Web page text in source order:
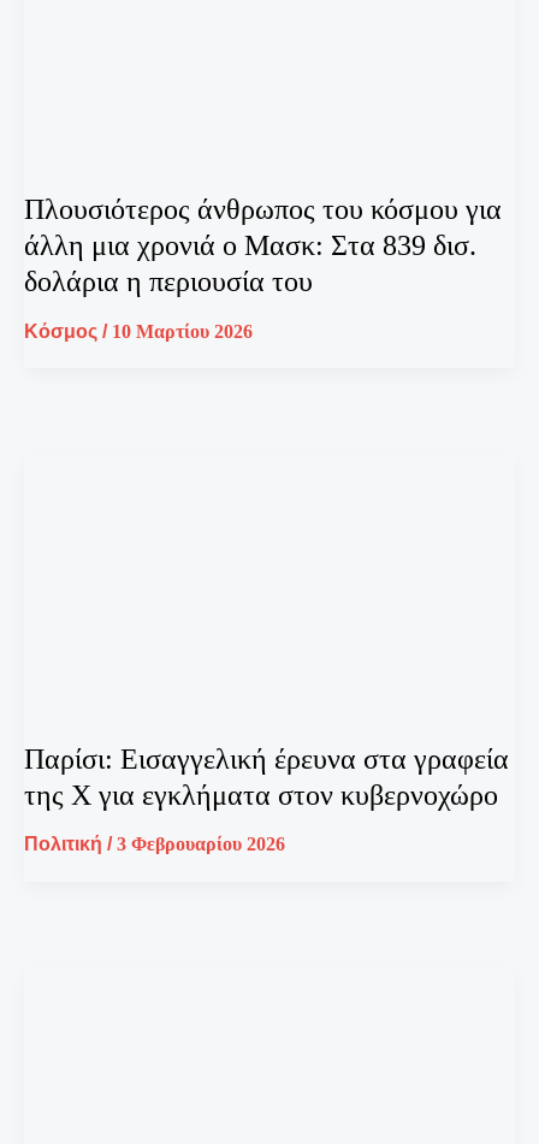
Πλουσιότερος άνθρωπος του κόσμου για
άλλη μια χρονιά ο Μασκ: Στα 839 δισ.
δολάρια η περιουσία του
Κόσμος / 10 Μαρτίου 2026
Παρίσι: Εισαγγελική έρευνα στα γραφεία
της X για εγκλήματα στον κυβερνοχώρο
Πολιτική /3 Φεβρουαρίου 2026